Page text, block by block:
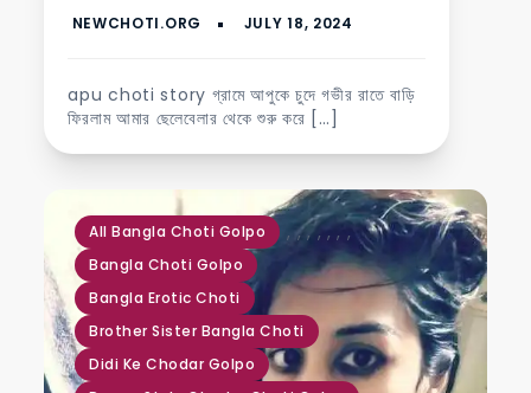
apu choti story গ্রামে আপুকে চুদে গভীর রাতে বাড়ি
ফিরলাম আমার ছেলেবেলার থেকে শুরু করে […]
All Bangla Choti Golpo ,
Bangla Choti Golpo
,
Bangla Erotic Choti
,
Brother Sister Bangla Choti
,
Didi Ke Chodar Golpo
,, ,